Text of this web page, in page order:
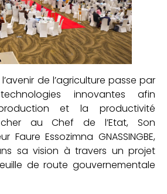
l’avenir de l’agriculture passe par
innovantes afin
et la productivité
au Chef de l’Etat, Son
Faure Essozimna GNASSINGBE,
sa vision à travers un projet
de route gouvernementale